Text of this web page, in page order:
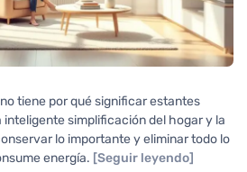
tiene por qué significar estantes
inteligente simplificación del hogar y la
lo importante y eliminar todo lo
energía. [Seguir leyendo]